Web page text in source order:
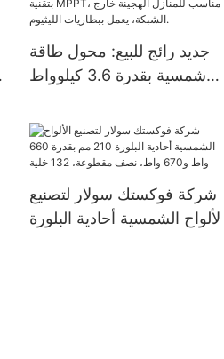
جديد رائج للبيع: محول طاقة
شمسية بقدرة 3.6 كيلوواط
بتقنية MPPT، مناسب للمنازل
الهجينة خارج الشبكة، يعمل
ببطاريات الليثيوم.
شركة فوكستك سولار لتصنيع
الألواح الشمسية أحادية البلورة